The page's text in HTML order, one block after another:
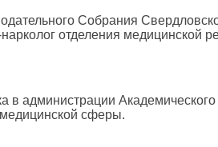
Собрания
отделения
в администрации
сферы.